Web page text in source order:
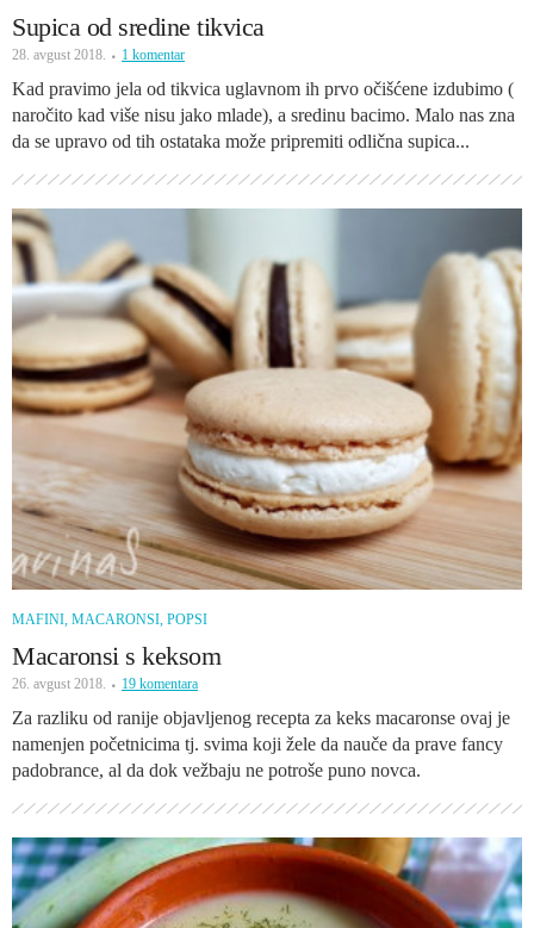
Supica od sredine tikvica
28. avgust 2018. 1 komentar
Kad pravimo jela od tikvica uglavnom ih prvo očišćene izdubimo (
naročito kad više nisu jako mlade), a sredinu bacimo. Malo nas zna
da se upravo od tih ostataka može pripremiti odlična supica...
MAFINI, MACARONSI, POPSI
Macaronsi s keksom
26. avgust 2018. 19 komentara
Za razliku od ranije objavljenog recepta za keks macaronse ovaj je
namenjen početnicima tj. svima koji žele da nauče da prave fancy
padobrance, al da dok vežbaju ne potroše puno novca.